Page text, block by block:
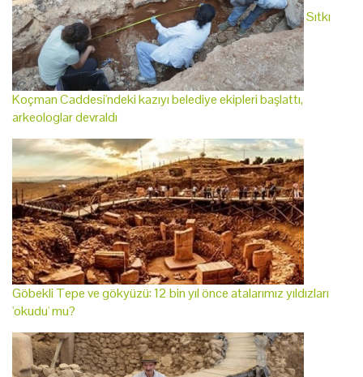
Sıtkı
Koçman Caddesi'ndeki kazıyı belediye ekipleri başlattı,
arkeologlar devraldı
Göbekli Tepe ve gökyüzü: 12 bin yıl önce atalarımız yıldızları
'okudu' mu?